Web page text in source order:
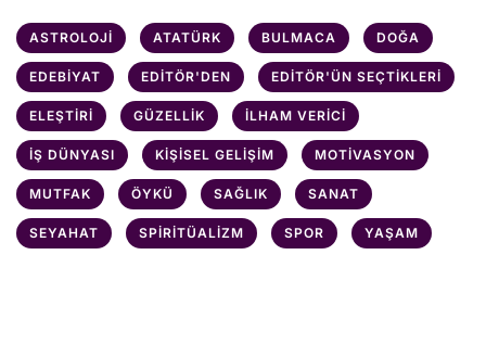
ASTROLOJI ATATÜRK BULMACA DOĞA
EDEBIYAT EDITÖR'DEN EDITÖR'ÜN SEÇTIKLERI
ELEŞTIRI GÜZELLIK İLHAM VERICI
İŞ DÜNYASI KIŞISEL GELIŞIM MOTIVASYON
MUTFAK ÖYKÜ SAĞLIK SANAT
SEYAHAT SPIRITÜALIZM SPOR YAŞAM